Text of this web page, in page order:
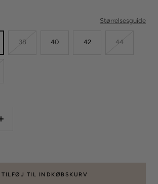
Størrelsesguide
38 40 42 44
Forøg
TILFØJ TIL INDKØBSKURV